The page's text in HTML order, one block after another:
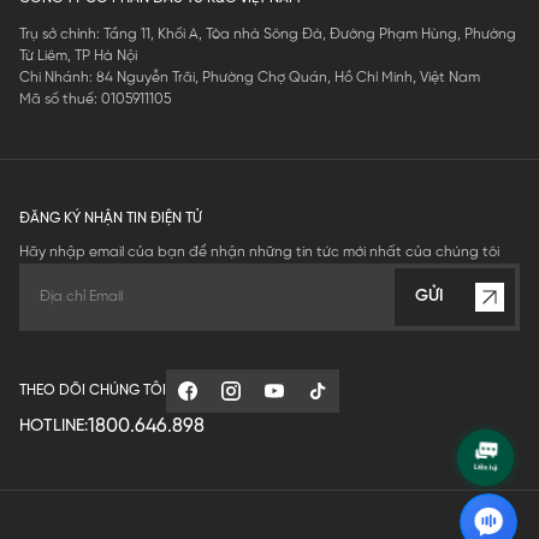
Trụ sở chính: Tầng 11, Khối A, Tòa nhà Sông Đà, Đường Phạm Hùng, Phường
Từ Liêm, TP Hà Nội
Chi Nhánh: 84 Nguyễn Trãi, Phường Chợ Quán, Hồ Chí Minh, Việt Nam
Mã số thuế: 0105911105
ĐĂNG KÝ NHẬN TIN ĐIỆN TỬ
Hãy nhập email của bạn để nhận những tin tức mới nhất của chúng tôi
GỬI
THEO DÕI CHÚNG TÔI
HOTLINE:1800.646.898